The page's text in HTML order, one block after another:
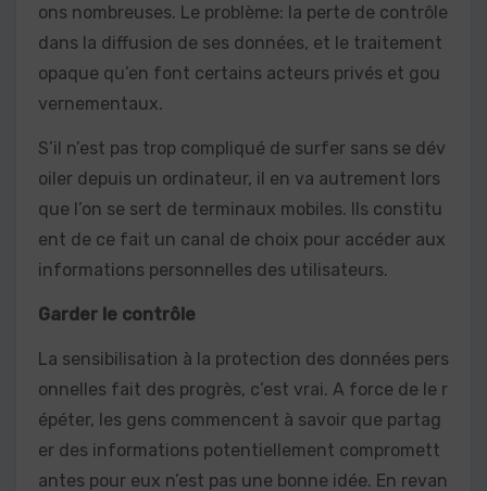
ons nombreuses. Le problème: la perte de contrôle
dans la diffusion de ses données, et le traitement
opaque qu’en font certains acteurs privés et gou
vernementaux.
S’il n’est pas trop compliqué de surfer sans se dév
oiler depuis un ordinateur, il en va autrement lors
que l’on se sert de terminaux mobiles. Ils constitu
ent de ce fait un canal de choix pour accéder aux
informations personnelles des utilisateurs.
Garder le contrôle
La sensibilisation à la protection des données pers
onnelles fait des progrès, c’est vrai. A force de le r
épéter, les gens commencent à savoir que partag
er des informations potentiellement compromett
antes pour eux n’est pas une bonne idée. En revan